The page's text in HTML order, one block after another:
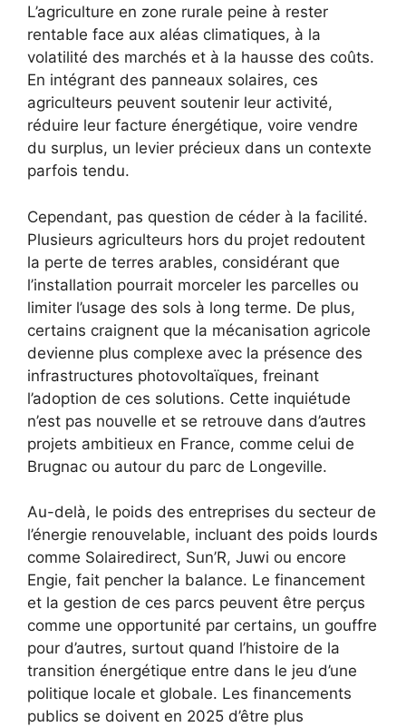
L’agriculture en zone rurale peine à rester
rentable face aux aléas climatiques, à la
volatilité des marchés et à la hausse des coûts.
En intégrant des panneaux solaires, ces
agriculteurs peuvent soutenir leur activité,
réduire leur facture énergétique, voire vendre
du surplus, un levier précieux dans un contexte
parfois tendu.
Cependant, pas question de céder à la facilité.
Plusieurs agriculteurs hors du projet redoutent
la perte de terres arables, considérant que
l’installation pourrait morceler les parcelles ou
limiter l’usage des sols à long terme. De plus,
certains craignent que la mécanisation agricole
devienne plus complexe avec la présence des
infrastructures photovoltaïques, freinant
l’adoption de ces solutions. Cette inquiétude
n’est pas nouvelle et se retrouve dans d’autres
projets ambitieux en France, comme celui de
Brugnac ou autour du parc de Longeville.
Au-delà, le poids des entreprises du secteur de
l’énergie renouvelable, incluant des poids lourds
comme Solairedirect, Sun’R, Juwi ou encore
Engie, fait pencher la balance. Le financement
et la gestion de ces parcs peuvent être perçus
comme une opportunité par certains, un gouffre
pour d’autres, surtout quand l’histoire de la
transition énergétique entre dans le jeu d’une
politique locale et globale. Les financements
publics se doivent en 2025 d’être plus